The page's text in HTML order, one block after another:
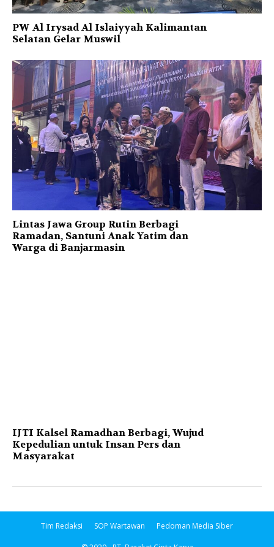
PW Al Irysad Al Islaiyyah Kalimantan
Selatan Gelar Muswil
Lintas Jawa Group Rutin Berbagi
Ramadan, Santuni Anak Yatim dan
Warga di Banjarmasin
IJTI Kalsel Ramadhan Berbagi, Wujud
Kepedulian untuk Insan Pers dan
Masyarakat
Tim Redaksi SOP Wartawan Pedoman Media Siber